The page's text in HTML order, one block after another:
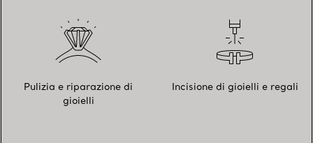
Pulizia e riparazione di
gioielli
Incisione di gioielli e regali